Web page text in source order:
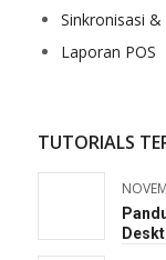
Sinkronisasi
Laporan POS
TUTORIALS